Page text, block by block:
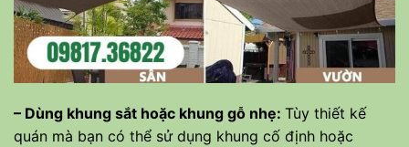
– Dùng khung sắt hoặc khung gỗ nhẹ: Tùy thiết kế
quán mà bạn có thể sử dụng khung cố định hoặc